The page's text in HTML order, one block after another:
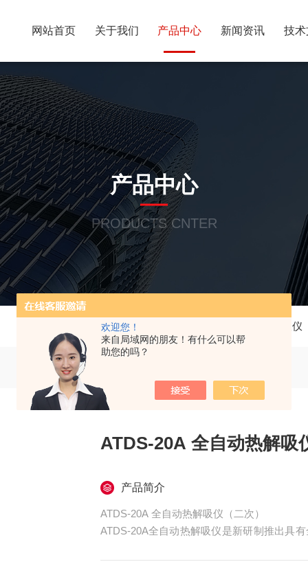
欢迎您！
来自局域网的朋友！有什么可以帮
助您的吗？
网站首页 关于我们 产品中心 新闻资讯 技术
产品中心
PRODUCTS CNTER
首页 热解吸仪
ATDS-20A 全自动热解吸
产品简介
ATDS-20A 全自动热解吸仪（二次）
ATDS-20A全自动热解吸仪是新研制推出具